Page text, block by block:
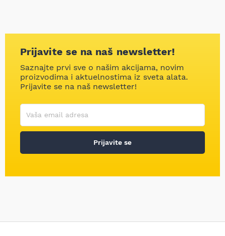
Prijavite se na naš newsletter!
Saznajte prvi sve o našim akcijama, novim
proizvodima i aktuelnostima iz sveta alata.
Prijavite se na naš newsletter!
Korisničko ime
Vaša email adresa
Prijavite se